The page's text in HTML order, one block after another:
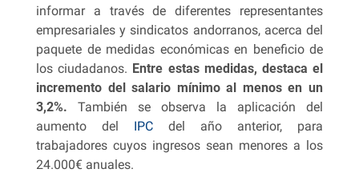
informar a través de diferentes representantes
empresariales y sindicatos andorranos, acerca del
paquete de medidas económicas en beneficio de
los ciudadanos. Entre estas medidas, destaca el
incremento del salario mínimo al menos en un
3,2%. También se observa la aplicación del
aumento del IPC del año anterior, para
trabajadores cuyos ingresos sean menores a los
24.000€ anuales.